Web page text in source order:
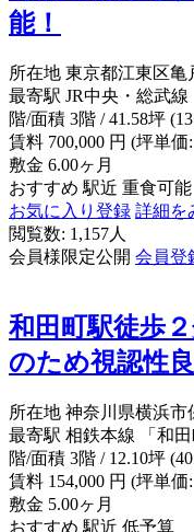
能！
所在地 東京都江東区亀
最寄駅 JR中央・総武
階/面積 3階 / 41.58坪
賃料 700,000 円 (坪単価
敷金 6.00ヶ月
おすすめ 駅近 重食可能
お気に入り登録 詳細を
閲覧数: 1,157人
会員様限定公開 会員登
和田町駅徒歩
のため視認性良
所在地 神奈川県横浜市
最寄駅 相鉄本線 「和
階/面積 3階 / 12.10坪
賃料 154,000 円 (坪単価
敷金 5.00ヶ月
おすすめ 駅近 低予算